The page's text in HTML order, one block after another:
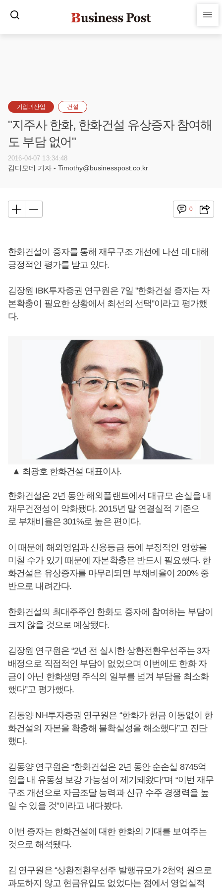
기업과산업 건설
"지주사 한화, 한화건설 유상증자 참여해
도 부담 없어"
2016-04-07 13:34:48
김디모데 기자 - Timothy@businesspost.co.kr
0
한화건설이 증자를 통해 재무구조 개선에 나선 데 대해
긍정적인 평가를 받고 있다.
김장원 IBK투자증권 연구원은 7일 "한화건설 증자는 자
본확충이 필요한 상황에서 최선의 선택”이라고 평가했
다.
▲ 최광호 한화건설 대표이사.
한화건설은 2년 동안 해외플랜트에서 대규모 손실을 내
재무건전성이 악화됐다. 2015년 말 연결실적 기준으
로 부채비율은 301%로 높은 편이다.
이 때문에 해외영업과 신용등급 등에 부정적인 영향을
미칠 수가 있기 때문에 자본확충은 반드시 필요했다. 한
화건설은 유상증자를 마무리되면 부채비율이 200% 중
반으로 내려간다.
한화건설의 최대주주인 한화도 증자에 참여하는 부담이
크지 않을 것으로 예상됐다.
김장원 연구원은 “2년 전 실시한 상환전환우선주는 3자
배정으로 직접적인 부담이 없었으며 이번에도 한화 자
금이 아닌 한화생명 주식의 일부를 넘겨 부담을 최소화
했다”고 평가했다.
김동양 NH투자증권 연구원은 “한화가 현금 이동없이 한
화건설의 자본을 확충해 불확실성을 해소했다”고 진단
했다.
김동양 연구원은 “한화건설은 2년 동안 순손실 8745억
원을 내 유동성 보강 가능성이 제기돼왔다”며 “이번 재무
구조 개선으로 자금조달 능력과 신규 수주 경쟁력을 높
일 수 있을 것”이라고 내다봤다.
이번 증자는 한화건설에 대한 한화의 기대를 보여주는
것으로 해석됐다.
김 연구원은 “상환전환우선주 발행규모가 2천억 원으로
과도하지 않고 현금유입도 없었다는 점에서 영업실적